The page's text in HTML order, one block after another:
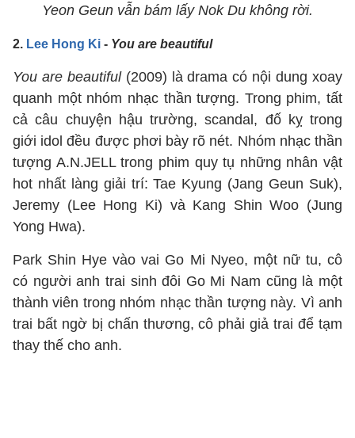
Yeon Geun vẫn bám lấy Nok Du không rời.
2. Lee Hong Ki - You are beautiful
You are beautiful (2009) là drama có nội dung xoay
quanh một nhóm nhạc thần tượng. Trong phim, tất
cả câu chuyện hậu trường, scandal, đố kỵ trong
giới idol đều được phơi bày rõ nét. Nhóm nhạc thần
tượng A.N.JELL trong phim quy tụ những nhân vật
hot nhất làng giải trí: Tae Kyung (Jang Geun Suk),
Jeremy (Lee Hong Ki) và Kang Shin Woo (Jung
Yong Hwa).
Park Shin Hye vào vai Go Mi Nyeo, một nữ tu, cô
có người anh trai sinh đôi Go Mi Nam cũng là một
thành viên trong nhóm nhạc thần tượng này. Vì anh
trai bất ngờ bị chấn thương, cô phải giả trai để tạm
thay thế cho anh.